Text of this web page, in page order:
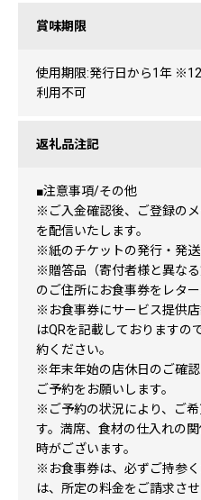
賞味期限
使用期限:発行日から1年
利用不可
返礼品注記
■注意事項/その他
※ご入金確認後、ご登録の
を配信いたします。
※紙のチケットの発行・発送
※贈答品（寄付者様と異な
のご住所にお食事券をレタ
※お食事券にサービス提供
はQRを記載しておりますの
約ください。
※年末年始の店休日のご確
ご予約をお願いします。
※ご予約の状況により、ご
す。満席、食材の仕入れの
時がございます。
※お食事券は、必ずご持参
は、所定の料金をご請求さ